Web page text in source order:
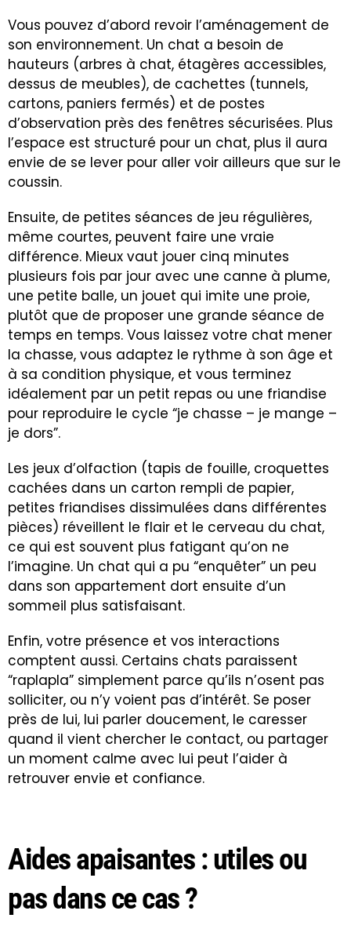
Vous pouvez d’abord revoir l’aménagement de
son environnement. Un chat a besoin de
hauteurs (arbres à chat, étagères accessibles,
dessus de meubles), de cachettes (tunnels,
cartons, paniers fermés) et de postes
d’observation près des fenêtres sécurisées. Plus
l’espace est structuré pour un chat, plus il aura
envie de se lever pour aller voir ailleurs que sur le
coussin.
Ensuite, de petites séances de jeu régulières,
même courtes, peuvent faire une vraie
différence. Mieux vaut jouer cinq minutes
plusieurs fois par jour avec une canne à plume,
une petite balle, un jouet qui imite une proie,
plutôt que de proposer une grande séance de
temps en temps. Vous laissez votre chat mener
la chasse, vous adaptez le rythme à son âge et
à sa condition physique, et vous terminez
idéalement par un petit repas ou une friandise
pour reproduire le cycle “je chasse – je mange –
je dors”.
Les jeux d’olfaction (tapis de fouille, croquettes
cachées dans un carton rempli de papier,
petites friandises dissimulées dans différentes
pièces) réveillent le flair et le cerveau du chat,
ce qui est souvent plus fatigant qu’on ne
l’imagine. Un chat qui a pu “enquêter” un peu
dans son appartement dort ensuite d’un
sommeil plus satisfaisant.
Enfin, votre présence et vos interactions
comptent aussi. Certains chats paraissent
“raplapla” simplement parce qu’ils n’osent pas
solliciter, ou n’y voient pas d’intérêt. Se poser
près de lui, lui parler doucement, le caresser
quand il vient chercher le contact, ou partager
un moment calme avec lui peut l’aider à
retrouver envie et confiance.
Aides apaisantes : utiles ou
pas dans ce cas ?